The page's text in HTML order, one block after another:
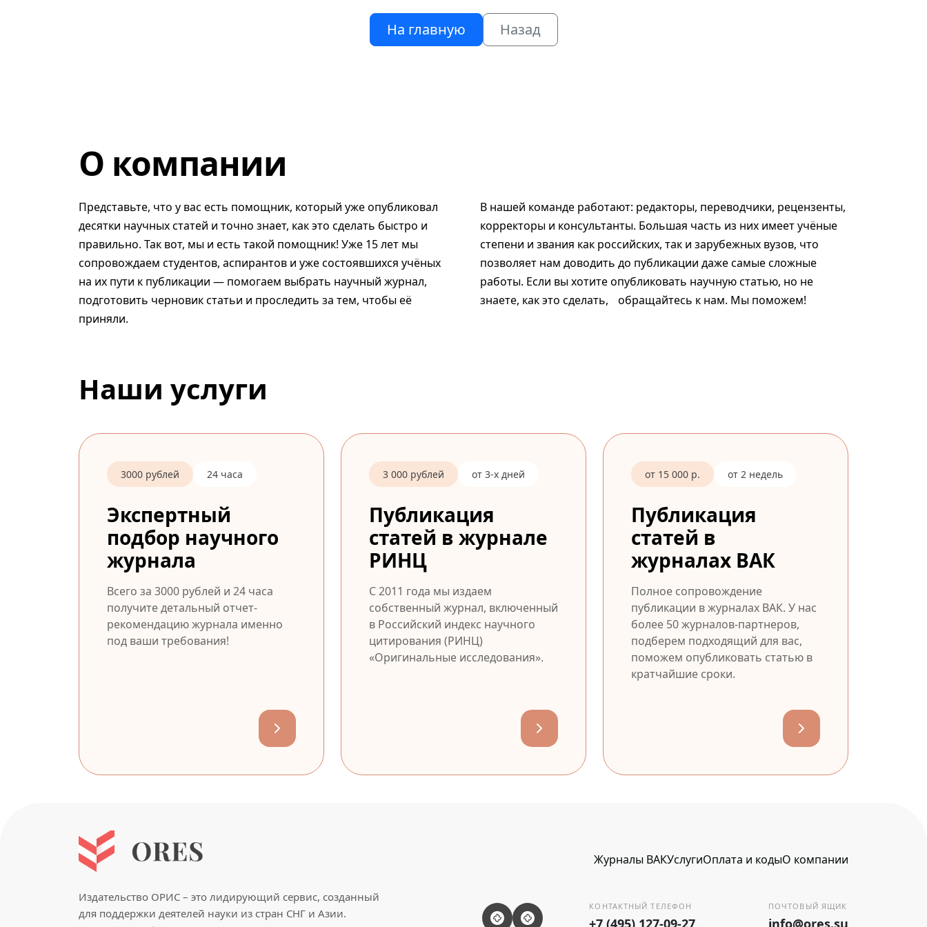
На главную Назад
О компании
Представьте, что у вас есть помощник, который уже опубликовал
десятки научных статей и точно знает, как это сделать быстро и
правильно. Так вот, мы и есть такой помощник! Уже 15 лет мы
сопровождаем студентов, аспирантов и уже состоявшихся учёных
на их пути к публикации — помогаем выбрать научный журнал,
подготовить черновик статьи и проследить за тем, чтобы её
приняли.
В нашей команде работают: редакторы, переводчики, рецензенты,
корректоры и консультанты. Большая часть из них имеет учёные
степени и звания как российских, так и зарубежных вузов, что
позволяет нам доводить до публикации даже самые сложные
работы. Если вы хотите опубликовать научную статью, но не
знаете, как это сделать, обращайтесь к нам. Мы поможем!
Наши услуги
3000 рублей 24 часа
Экспертный
подбор научного
журнала
Всего за 3000 рублей и 24 часа
получите детальный отчет-
рекомендацию журнала именно
под ваши требования!
3 000 рублей от 3-х дней
Публикация
статей в журнале
РИНЦ
С 2011 года мы издаем
собственный журнал, включенный
в Российский индекс научного
цитирования (РИНЦ)
«Оригинальные исследования».
от 15 000 р. от 2 недель
Публикация
статей в
журналах ВАК
Полное сопровождение
публикации в журналах ВАК. У нас
более 50 журналов-партнеров,
подберем подходящий для вас,
поможем опубликовать статью в
кратчайшие сроки.
Издательство ОРИС – это лидирующий сервис, созданный
для поддержки деятелей науки из стран СНГ и Азии.
Журналы ВАКУслугиОплата и кодыО компании
КОНТАКТНЫЙ ТЕЛЕФОН
+7 (495) 127-09-27
ПОЧТОВЫЙ ЯЩИК
info@ores.su